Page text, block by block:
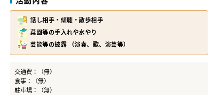
話し相手・傾聴・散歩相手
菜園等の手入れや水やり
芸能等の披露 （演奏、歌、演芸等）
交通費：（無）
食事：（無）
駐車場：（無）